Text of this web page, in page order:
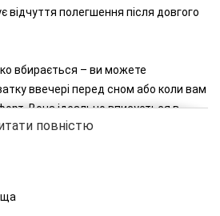
відчуття полегшення після довгого
вбирається – ви можете
ввечері перед сном або коли вам
Вона ідеально вписується в
шкірою: після купання нанесіть
на ніч, щоб посилити ефект.
допомагає підтримувати вологу та
шорсткості, зберігаючи ноги
повністю